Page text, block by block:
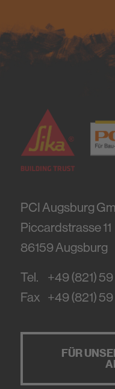
PCI Augsburg
Piccardstrasse 11
86159 Augsburg
Tel.
+49 (821)
Fax +49 (821)
FÜR